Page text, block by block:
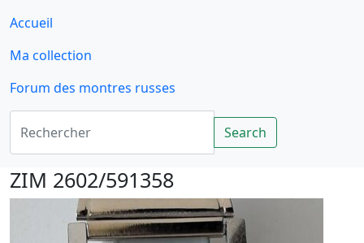
Accueil
Ma collection
Forum des montres russes
Rechercher
Search
ZIM 2602/591358